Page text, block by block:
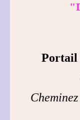
Portail